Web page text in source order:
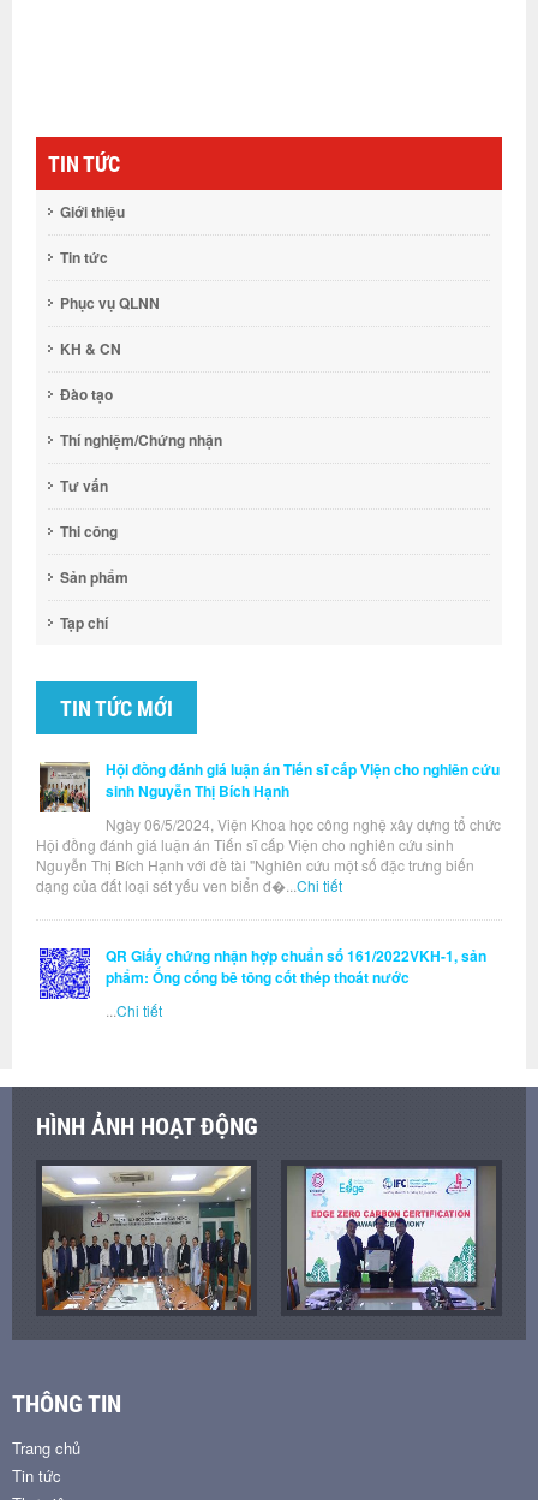
TIN TỨC
Giới thiệu
Tin tức
Phục vụ QLNN
KH & CN
Đào tạo
Thí nghiệm/Chứng nhận
Tư vấn
Thi công
Sản phẩm
Tạp chí
TIN TỨC MỚI
Hội đồng đánh giá luận án Tiến sĩ cấp Viện cho nghiên cứu
sinh Nguyễn Thị Bích Hạnh
Ngày 06/5/2024, Viện Khoa học công nghệ xây dựng tổ chức
Hội đồng đánh giá luận án Tiến sĩ cấp Viện cho nghiên cứu sinh
Nguyễn Thị Bích Hạnh với đề tài "Nghiên cứu một số đặc trưng biến
dạng của đất loại sét yếu ven biển đ�... Chi tiết
QR Giấy chứng nhận hợp chuẩn số 161/2022VKH-1, sản
phẩm: Ống cống bê tông cốt thép thoát nước
Chi tiết
HÌNH ẢNH HOẠT ĐỘNG
THÔNG TIN
Trang chủ
Tin tức